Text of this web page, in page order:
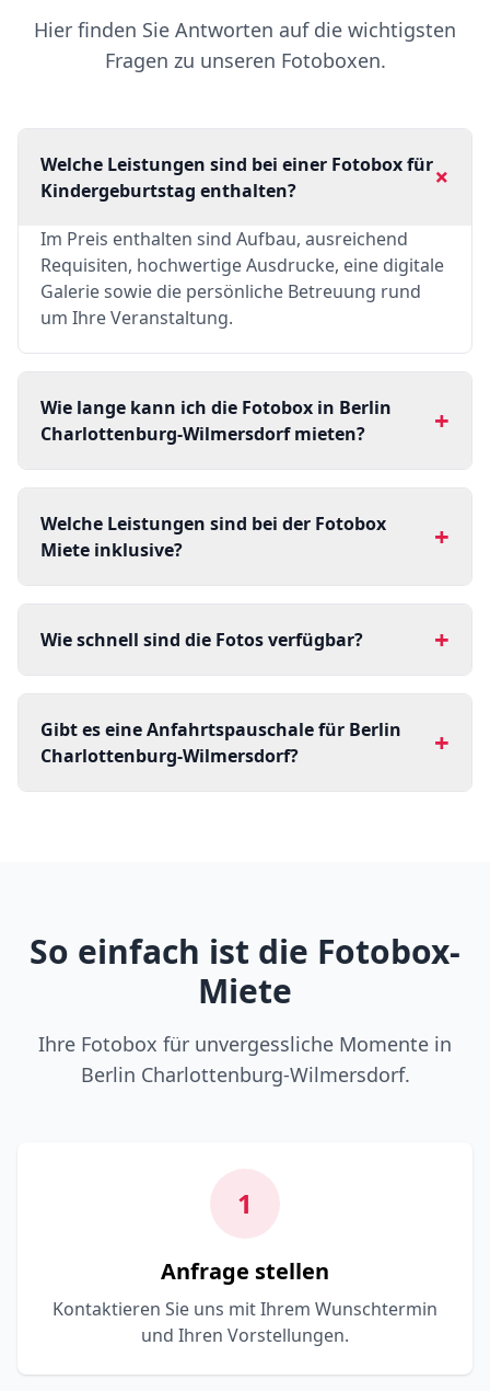
Hier finden Sie Antworten auf die wichtigsten
Fragen zu unseren Fotoboxen.
Welche Leistungen sind bei einer Fotobox für
Kindergeburtstag enthalten?
+
Im Preis enthalten sind Aufbau, ausreichend
Requisiten, hochwertige Ausdrucke, eine digitale
Galerie sowie die persönliche Betreuung rund
um Ihre Veranstaltung.
Wie lange kann ich die Fotobox in Berlin
Charlottenburg-Wilmersdorf mieten?
+
Welche Leistungen sind bei der Fotobox
Miete inklusive?
+
Wie schnell sind die Fotos verfügbar? +
Gibt es eine Anfahrtspauschale für Berlin
Charlottenburg-Wilmersdorf?
+
So einfach ist die Fotobox-
Miete
Ihre Fotobox für unvergessliche Momente in
Berlin Charlottenburg-Wilmersdorf.
1
Anfrage stellen
Kontaktieren Sie uns mit Ihrem Wunschtermin
und Ihren Vorstellungen.